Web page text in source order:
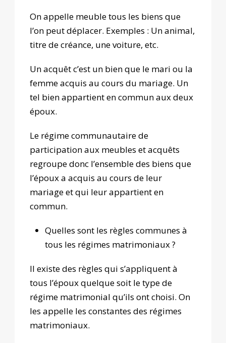
On appelle meuble tous les biens que
l’on peut déplacer. Exemples : Un animal,
titre de créance, une voiture, etc.
Un acquêt c’est un bien que le mari ou la
femme acquis au cours du mariage. Un
tel bien appartient en commun aux deux
époux.
Le régime communautaire de
participation aux meubles et acquêts
regroupe donc l’ensemble des biens que
l’époux a acquis au cours de leur
mariage et qui leur appartient en
commun.
Quelles sont les règles communes à
tous les régimes matrimoniaux ?
Il existe des règles qui s’appliquent à
tous l’époux quelque soit le type de
régime matrimonial qu’ils ont choisi. On
les appelle les constantes des régimes
matrimoniaux.